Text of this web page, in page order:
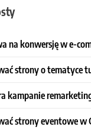
na konwersję w e-
strony o tematyce
kampanie
strony eventowe w